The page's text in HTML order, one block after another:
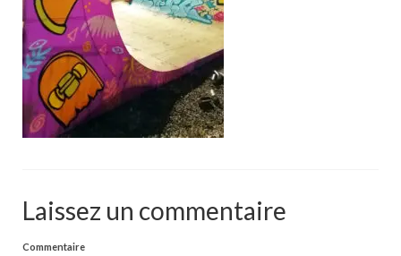
Canvas
Blog
Videos
Publications
Laissez un commentaire
Commentaire